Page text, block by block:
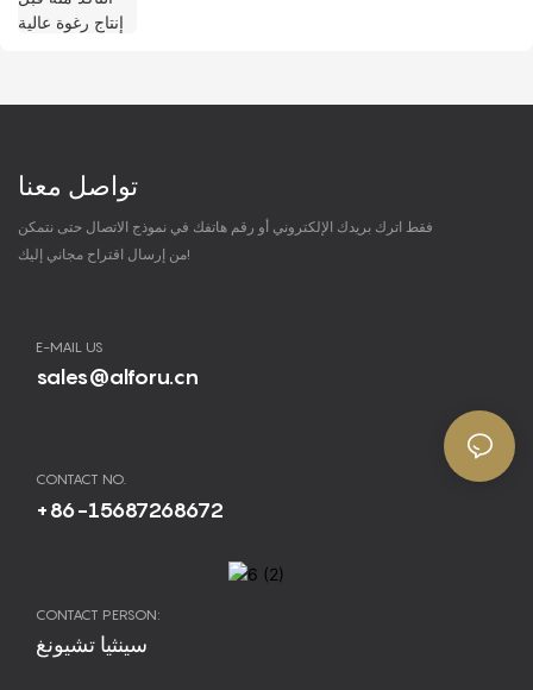
تواصل معنا
فقط اترك بريدك الإلكتروني أو رقم هاتفك في نموذج الاتصال حتى نتمكن
من إرسال اقتراح مجاني إليك!
E-MAIL US
sales@alforu.cn
CONTACT NO.
+86-15687268672
CONTACT PERSON:
سينثيا تشيونغ